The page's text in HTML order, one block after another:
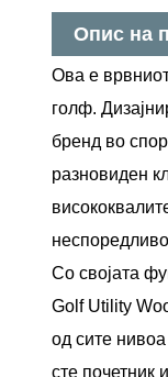
Опис на
Ова е
голф.
бренд во
разновиден
Со својата
Golf Utility
од сите
сте почетник